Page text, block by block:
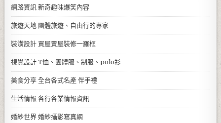
網路資訊 新奇趣味爆笑內容
旅遊天地 團體旅遊、自由行的專家
裝潢設計 買屋賣屋裝修一羅框
視覺設計 T恤、團體服、制服、polo衫
美食分享 全台各式名產 伴手禮
生活情報 各行各業情報資訊
婚紗世界 婚紗攝影寫真網